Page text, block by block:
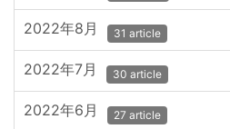
2022年8月 31 article
2022年7月 30 article
2022年6月 27 article